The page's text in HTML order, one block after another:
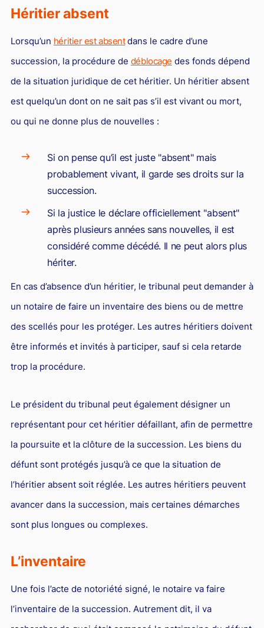
Héritier absent
Lorsqu’un héritier est absentdans le cadre d’une
succession, la procédure de déblocage des fonds dépend
de la situation juridique de cet héritier. Un héritier absent
est quelqu’un dont on ne sait pas s’il est vivant ou mort,
ou qui ne donne plus de nouvelles :
Si on pense qu’il est juste "absent" mais
probablement vivant, il garde ses droits sur la
succession.
Si la justice le déclare officiellement "absent"
après plusieurs années sans nouvelles, il est
considéré comme décédé. Il ne peut alors plus
hériter.
En cas d’absence d’un héritier, le tribunal peut demander à
un notaire de faire un inventaire des biens ou de mettre
des scellés pour les protéger. Les autres héritiers doivent
être informés et invités à participer, sauf si cela retarde
trop la procédure.
Le président du tribunal peut également désigner un
représentant pour cet héritier défaillant, afin de permettre
la poursuite et la clôture de la succession. Les biens du
défunt sont protégés jusqu’à ce que la situation de
l’héritier absent soit réglée. Les autres héritiers peuvent
avancer dans la succession, mais certaines démarches
sont plus longues ou complexes.
L’inventaire
Une fois l’acte de notoriété signé, le notaire va faire
l’inventaire de la succession. Autrement dit, il va